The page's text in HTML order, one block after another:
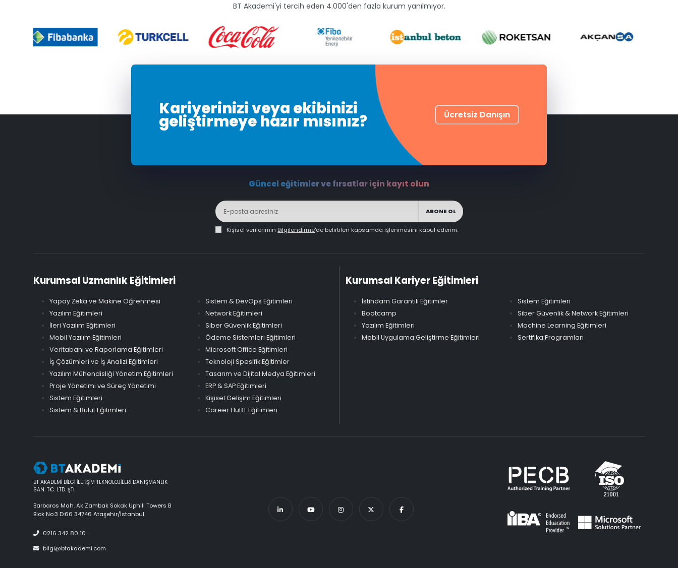
BT Akademi'yi tercih eden 4.000'den fazla kurum yanılmıyor.
Kariyerinizi veya ekibinizi
geliştirmeye hazır mısınız? Ücretsiz Danışın
Güncel eğitimler ve fırsatlar için kayıt olun
ABONE OL
Kişisel verilerimin Bilgilendirme'de belirtilen kapsamda işlenmesini kabul ederim.
Kurumsal Uzmanlık Eğitimleri
Yapay Zeka ve Makine Öğrenmesi
Yazılım Eğitimleri
İleri Yazılım Eğitimleri
Mobil Yazılım Eğitimleri
Veritabanı ve Raporlama Eğitimleri
İş Çözümleri ve İş Analizi Eğitimleri
Yazılım Mühendisliği Yönetim Eğitimleri
Proje Yönetimi ve Süreç Yönetimi
Sistem Eğitimleri
Sistem & Bulut Eğitimleri
Sistem & DevOps Eğitimleri
Network Eğitimleri
Siber Güvenlik Eğitimleri
Ödeme Sistemleri Eğitimleri
Microsoft Office Eğitimleri
Teknoloji Spesifik Eğitimler
Tasarım ve Dijital Medya Eğitimleri
ERP & SAP Eğitimleri
Kişisel Gelişim Eğitimleri
Career HuBT Eğitimleri
Kurumsal Kariyer Eğitimleri
İstihdam Garantili Eğitimler
Bootcamp
Yazılım Eğitimleri
Mobil Uygulama Geliştirme Eğitimleri
Sistem Eğitimleri
Siber Güvenlik & Network Eğitimleri
Machine Learning Eğitimleri
Sertifika Programları
BT AKADEMİ BİLGİ İLETİŞİM TEKNOLOJİLERİ DANIŞMANLIK
SAN. TİC. LTD. ŞTİ.
Barbaros Mah. Ak Zambak Sokak Uphill Towers B
Blok No:3 D:66 34746 Ataşehir/İstanbul
0216 342 80 10
bilgi@btakademi.com